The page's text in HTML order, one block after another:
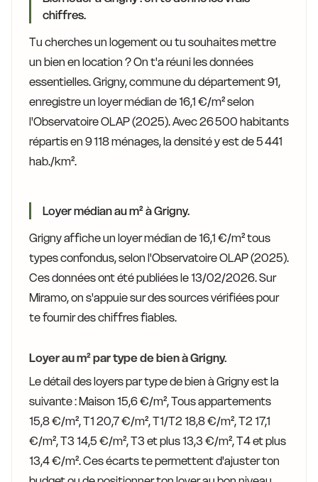
chiffres.
Tu cherches un logement ou tu souhaites mettre
un bien en location ? On t'a réuni les données
essentielles. Grigny, commune du département 91,
enregistre un loyer médian de 16,1 €/m² selon
l'Observatoire OLAP (2025). Avec 26 500 habitants
répartis en 9 118 ménages, la densité y est de 5 441
hab./km².
Loyer médian au m² à Grigny.
Grigny affiche un loyer médian de 16,1 €/m² tous
types confondus, selon l'Observatoire OLAP (2025).
Ces données ont été publiées le 13/02/2026. Sur
Miramo, on s'appuie sur des sources vérifiées pour
te fournir des chiffres fiables.
Loyer au m² par type de bien à Grigny.
Le détail des loyers par type de bien à Grigny est la
suivante : Maison 15,6 €/m², Tous appartements
15,8 €/m², T1 20,7 €/m², T1/T2 18,8 €/m², T2 17,1
€/m², T3 14,5 €/m², T3 et plus 13,3 €/m², T4 et plus
13,4 €/m². Ces écarts te permettent d'ajuster ton